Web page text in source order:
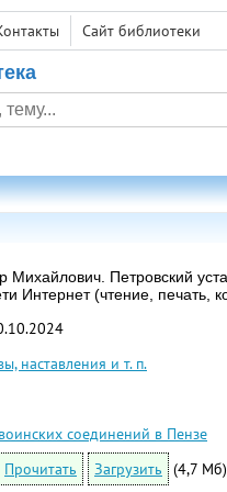
Сайт библиотеки
Михайлович. Петровский
Интернет (чтение, печать,
наставления и т. п.
соединений в Пензе
Прочитать Загрузить
(4,7 Мб)